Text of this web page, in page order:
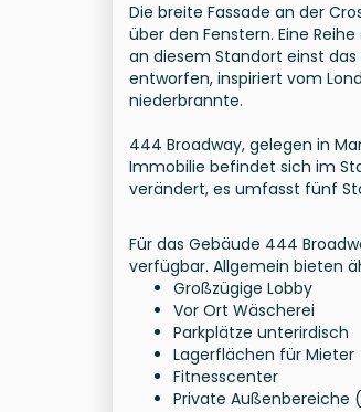
Die breite Fassade an der
über den Fenstern. Eine
an diesem Standort einst das
entworfen, inspiriert vom
niederbrannte.
444 Broadway, gelegen in
Immobilie befindet sich im
verändert, es umfasst fünf
Für das Gebäude 444
verfügbar. Allgemein bieten
Großzügige Lobby
Vor Ort Wäscherei
Parkplätze unterirdisch
Lagerflächen für Mieter
Fitnesscenter
Private Außenbereiche